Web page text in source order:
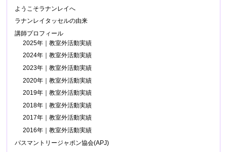
ようこそラナンレイへ
ラナンレイタッセルの由来
講師プロフィール
2025年｜教室外活動実績
2024年｜教室外活動実績
2023年｜教室外活動実績
2020年｜教室外活動実績
2019年｜教室外活動実績
2018年｜教室外活動実績
2017年｜教室外活動実績
2016年｜教室外活動実績
パスマントリージャポン協会(APJ)